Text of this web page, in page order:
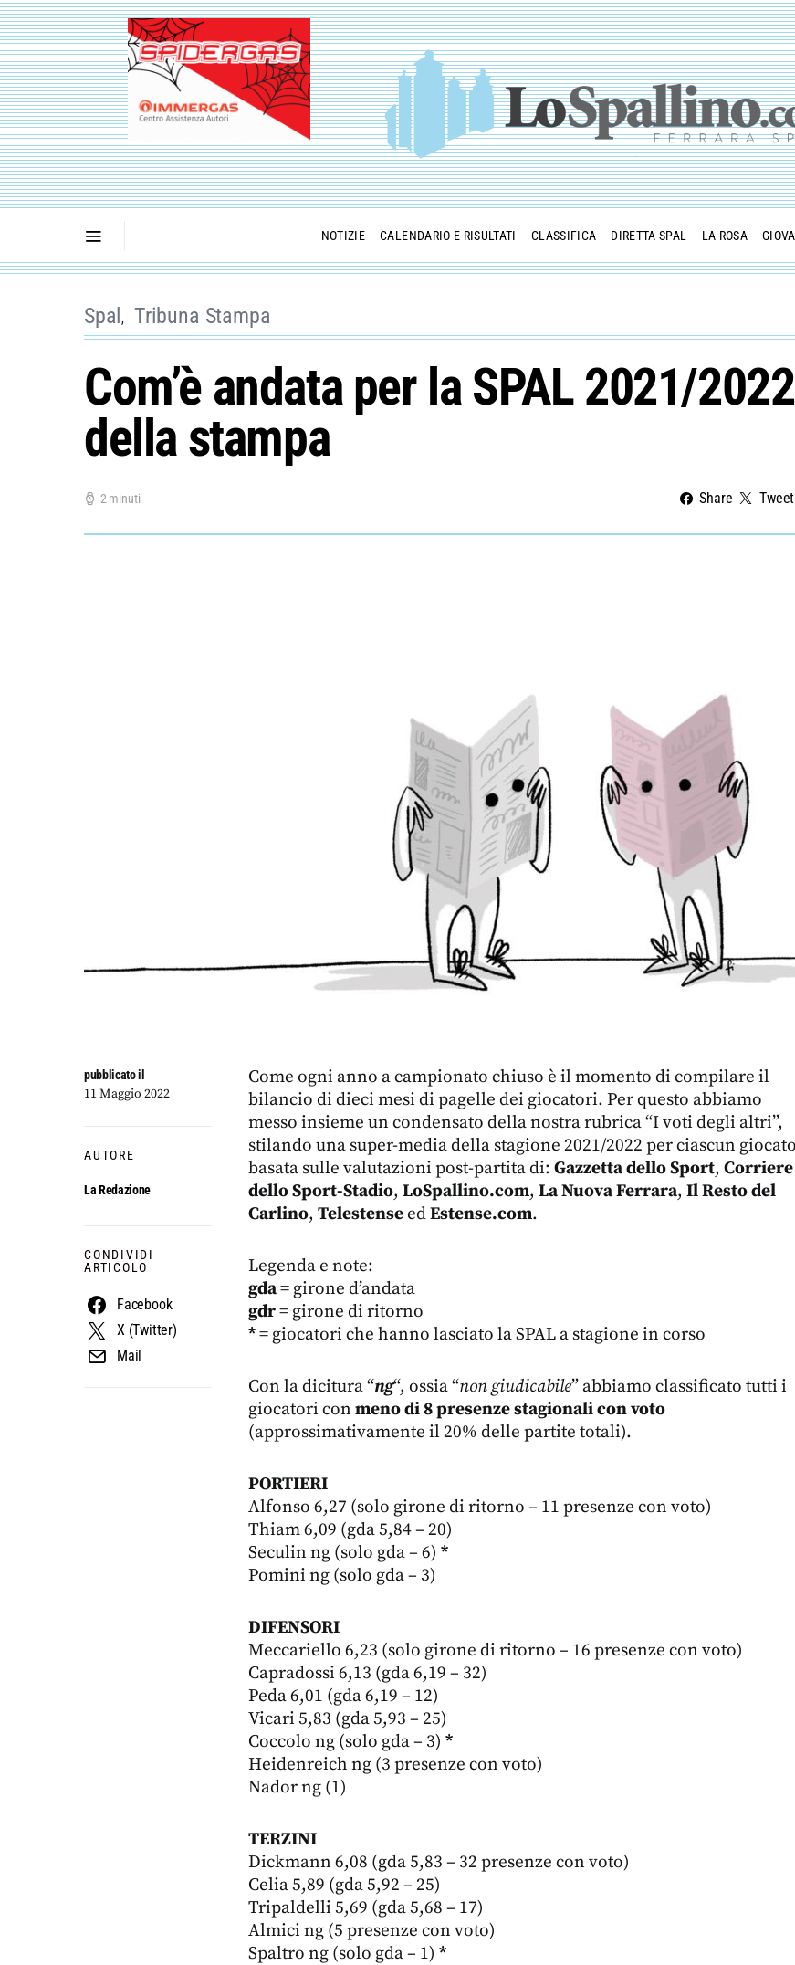
NOTIZIE CALENDARIO E RISULTATI CLASSIFICA DIRETTA SPAL LA ROSA
Spal Tribuna Stampa
Com’è andata per la SPAL 2021/
della stampa
2 minuti Share Tweet
pubblicato il
11 Maggio 2022
AUTORE
La Redazione
CONDIVIDI
ARTICOLO
Facebook
X (Twitter)
Mail
Come ogni anno a campionato chiuso è il momento di compilare il
bilancio di dieci mesi di pagelle dei giocatori. Per questo abbiamo
messo insieme un condensato della nostra rubrica “I voti degli altri”,
stilando una super-media della stagione 2021/2022 per ciascun
basata sulle valutazioni post-partita di: Gazzetta dello Sport, Corriere
dello Sport-Stadio, LoSpallino.com, La Nuova Ferrara, Il Resto del
Carlino, TelestenseedEstense.com.
Legenda e note:
gda= girone d’andata
gdr= girone di ritorno
*= giocatori che hanno lasciato la SPAL a stagione in corso
Con la dicitura “ng“, ossia “non giudicabile” abbiamo classificato tutti i
giocatori con meno di 8 presenze stagionali con voto
(approssimativamente il 20% delle partite totali).
PORTIERI
Alfonso 6,27 (solo girone di ritorno – 11 presenze con voto)
Thiam 6,09 (gda 5,84 – 20)
Seculin ng (solo gda – 6) *
Pomini ng (solo gda – 3)
DIFENSORI
Meccariello 6,23 (solo girone di ritorno – 16 presenze con voto)
Capradossi 6,13 (gda 6,19 – 32)
Peda 6,01 (gda 6,19 – 12)
Vicari 5,83 (gda 5,93 – 25)
Coccolo ng (solo gda – 3) *
Heidenreich ng (3 presenze con voto)
Nador ng (1)
TERZINI
Dickmann 6,08 (gda 5,83 – 32 presenze con voto)
Celia 5,89 (gda 5,92 – 25)
Tripaldelli 5,69 (gda 5,68 – 17)
Almici ng (5 presenze con voto)
Spaltro ng (solo gda – 1) *